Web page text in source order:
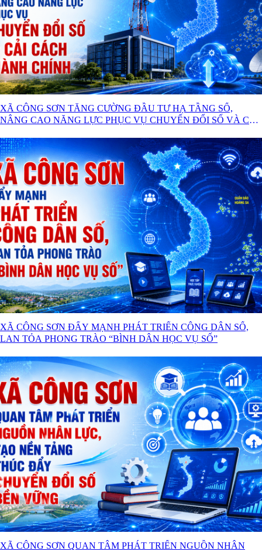
XÃ CÔNG SƠN TĂNG CƯỜNG ĐẦU TƯ HẠ TẦNG SỐ,
NÂNG CAO NĂNG LỰC PHỤC VỤ CHUYỂN ĐỔI SỐ VÀ CẢI
XÃ CÔNG SƠN ĐẨY MẠNH PHÁT TRIỂN CÔNG DÂN SỐ,
LAN TỎA PHONG TRÀO “BÌNH DÂN HỌC VỤ SỐ”
XÃ CÔNG SƠN QUAN TÂM PHÁT TRIỂN NGUỒN NHÂN